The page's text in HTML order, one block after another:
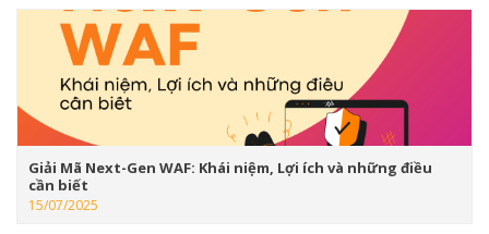
Giải Mã Next-Gen WAF: Khái niệm, Lợi ích và những điều
cần biết
15/07/2025